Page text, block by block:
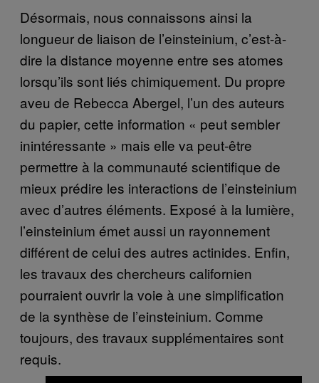
Désormais, nous connaissons ainsi la
longueur de liaison de l’einsteinium, c’est-à-
dire la distance moyenne entre ses atomes
lorsqu’ils sont liés chimiquement. Du propre
aveu de Rebecca Abergel, l’un des auteurs
du papier, cette information « peut sembler
inintéressante » mais elle va peut-être
permettre à la communauté scientifique de
mieux prédire les interactions de l’einsteinium
avec d’autres éléments. Exposé à la lumière,
l’einsteinium émet aussi un rayonnement
différent de celui des autres actinides. Enfin,
les travaux des chercheurs californien
pourraient ouvrir la voie à une simplification
de la synthèse de l’einsteinium. Comme
toujours, des travaux supplémentaires sont
requis.